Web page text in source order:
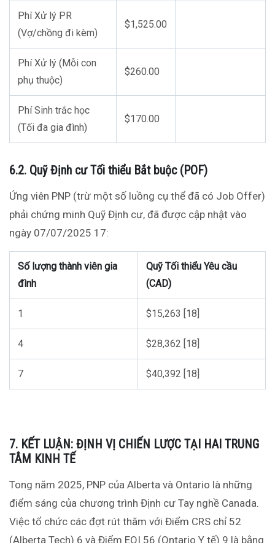
Phí Xử lý PR
(Vợ/chồng đi kèm)
$1,525.00
Phí Xử lý (Mỗi con
phụ thuộc)
$260.00
Phí Sinh trắc học
(Tối đa gia đình)
$170.00
6.2. Quỹ Định cư Tối thiểu Bắt buộc (POF)
Ứng viên PNP (trừ một số luồng cụ thể đã có Job Offer)
phải chứng minh Quỹ Định cư, đã được cập nhật vào
ngày 07/07/2025 17:
Số lượng thành viên gia
đình
Quỹ Tối thiểu Yêu cầu
(CAD)
1 $15,263 [18]
4 $28,362 [18]
7 $40,392 [18]
7. KẾT LUẬN: ĐỊNH VỊ CHIẾN LƯỢC TẠI HAI TRUNG
TÂM KINH TẾ
Tong năm 2025, PNP của Alberta và Ontario là những
điểm sáng của chương trình Định cư Tay nghề Canada.
Việc tổ chức các đợt rút thăm với Điểm CRS chỉ 52
(Alberta Tech) 6 và Điểm EOI 56 (Ontario Y tế) 9 là bằng